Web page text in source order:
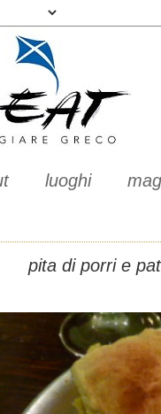
luoghi
pita di porri e